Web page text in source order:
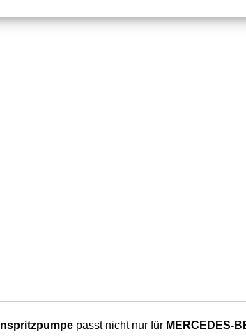
passt nicht nur für MERCEDES-